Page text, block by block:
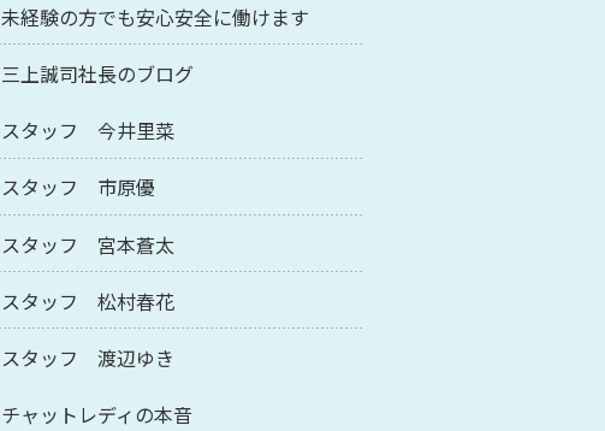
未経験の方でも安心安全に働けます
三上誠司社長のブログ
スタッフ 今井里菜
スタッフ 市原優
スタッフ 宮本蒼太
スタッフ 松村春花
スタッフ 渡辺ゆき
チャットレディの本音